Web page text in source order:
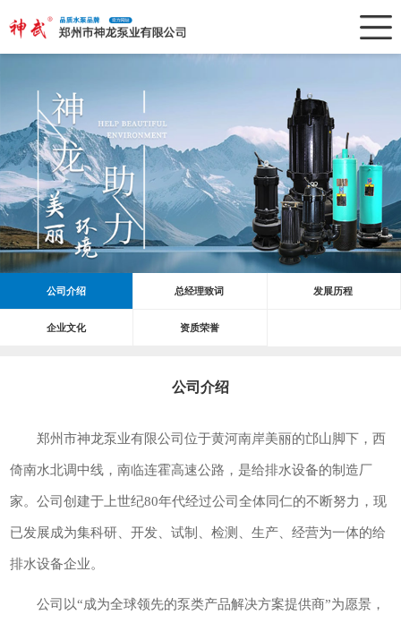
公司介绍 总经理致词 发展历程
企业文化 资质荣誉
公司介绍
郑州市神龙泵业有限公司位于黄河南岸美丽的邙山脚下，西
倚南水北调中线，南临连霍高速公路，是给排水设备的制造厂
家。公司创建于上世纪80年代经过公司全体同仁的不断努力，现
已发展成为集科研、开发、试制、检测、生产、经营为一体的给
排水设备企业。
公司以“成为全球领先的泵类产品解决方案提供商”为愿景，